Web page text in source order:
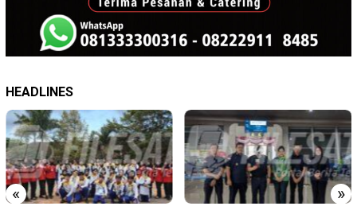
HEADLINES
« »